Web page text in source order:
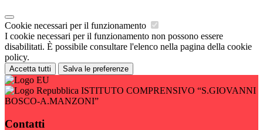
Cookie necessari per il funzionamento
I cookie necessari per il funzionamento non possono essere
disabilitati. È possibile consultare l'elenco nella pagina della cookie
policy.
Accetta tutti Salva le preferenze
ISTITUTO COMPRENSIVO “S.GIOVANNI
BOSCO-A.MANZONI”
Contatti